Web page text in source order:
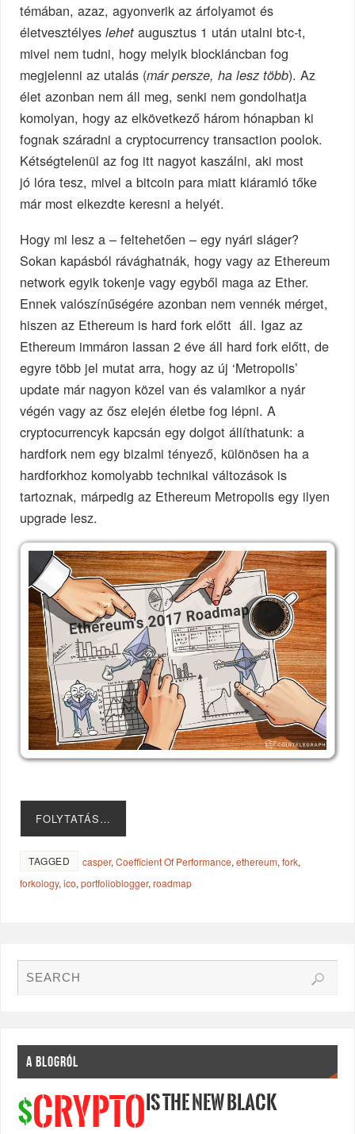
témában, azaz, agyonverik az árfolyamot és
életvesztélyeslehet augusztus 1 után utalni btc-t,
mivel nem tudni, hogy melyik blockláncban fog
megjelenni az utalás (már persze, ha lesz több). Az
élet azonban nem áll meg, senki nem gondolhatja
komolyan, hogy az elkövetkező három hónapban ki
fognak száradni a cryptocurrency transaction poolok.
Kétségtelenül az fog itt nagyot kaszálni, aki most
jó lóra tesz, mivel a bitcoin para miatt kiáramló tőke
már most elkezdte keresni a helyét.
Hogy mi lesz a – feltehetően – egy nyári sláger?
Sokan kapásból rávághatnák, hogy vagy az Ethereum
network egyik tokenje vagy egyből maga az Ether.
Ennek valószínűségére azonban nem vennék mérget,
hiszen az Ethereum is hard fork előtt áll. Igaz az
Ethereum immáron lassan 2 éve áll hard fork előtt, de
egyre több jel mutat arra, hogy az új ‘Metropolis’
update már nagyon közel van és valamikor a nyár
végén vagy az ősz elején életbe fog lépni. A
cryptocurrencyk kapcsán egy dolgot állíthatunk: a
hardfork nem egy bizalmi tényező, különösen ha a
hardforkhoz komolyabb technikai változások is
tartoznak, márpedig az Ethereum Metropolis egy ilyen
upgrade lesz.
FOLYTATÁS…
TAGGED casper,Coefficient Of Performance,ethereum,fork,
forkology,ico,portfolioblogger,roadmap
A BLOGRÓL
$CRYPTO IS THE NEW BLACK